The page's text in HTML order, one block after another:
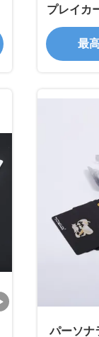
プレイカ
最
パーソナ